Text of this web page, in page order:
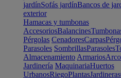
jardínSofás jardínBancos de
exterior
Hamacas y tumbonas
AccesoriosBalancines
Pérgolas CenadoresCarpas
Parasoles SombrillasParasoles
Almacenamiento Armarios
Jardinería MaquinariaHuertos
UrbanosRiegoPlantasJardineras